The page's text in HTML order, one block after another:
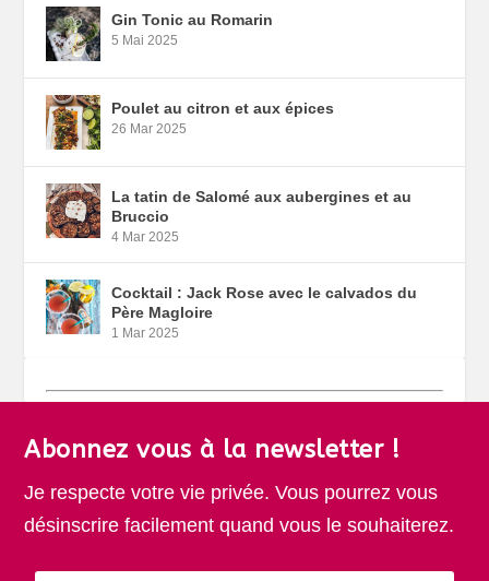
Gin Tonic au Romarin
5 Mai 2025
Poulet au citron et aux épices
26 Mar 2025
La tatin de Salomé aux aubergines et au
Bruccio
4 Mar 2025
Cocktail : Jack Rose avec le calvados du
Père Magloire
1 Mar 2025
Abonnez vous à la newsletter !
Je respecte votre vie privée. Vous pourrez vous
désinscrire facilement quand vous le souhaiterez.